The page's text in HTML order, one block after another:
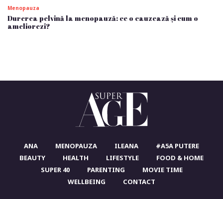
Menopauza
Durerea pelvină la menopauză: ce o cauzează și cum o
ameliorezi?
ANA MENOPAUZA ILEANA
#A5A PUTERE
BEAUTY
HEALTH LIFESTYLE
FOOD & HOME
SUPER 40
PARENTING
MOVIE TIME
WELLBEING
CONTACT